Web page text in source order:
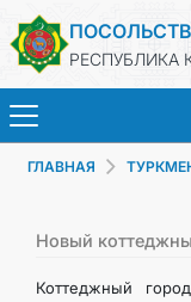
РЕСПУБЛИКА
ГЛАВНАЯ
Новый
Коттеджный